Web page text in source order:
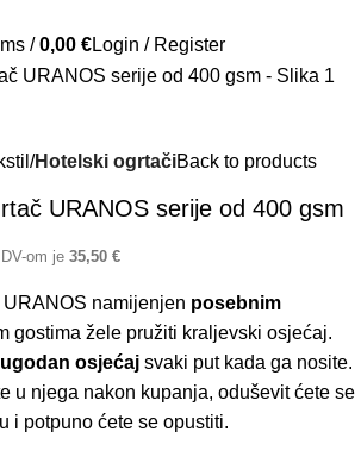
/ 0,00 €Login / Register
Hotelski ogrtačiBack to products
URANOS serije od 400 gsm
om je 35,50 €
namijenjen posebnim
gostima žele pružiti kraljevski osjećaj.
osjećaj svaki put kada ga nosite.
u njega nakon kupanja, oduševit ćete se
i potpuno ćete se opustiti.